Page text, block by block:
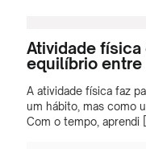
Atividade
equilíbrio entre
A atividade física faz
um hábito, mas como
Com o tempo, aprendi